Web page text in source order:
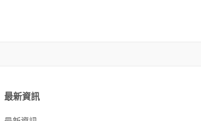
最新資訊